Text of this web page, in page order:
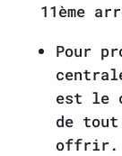
11ème
Pour
est le
de
offrir.